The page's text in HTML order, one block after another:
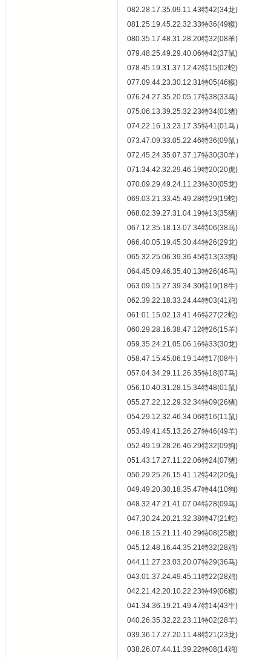
082.28.17.35.09.11.43特42(34龙)
081.25.19.45.22.32.33特36(49猴)
080.35.17.48.31.28.20特32(08羊)
079.48.25.49.29.40.06特42(37鼠)
078.45.19.31.37.12.42特15(02蛇)
077.09.44.23.30.12.31特05(46猴)
076.24.27.35.20.05.17特38(33马)
075.06.13.39.25.32.23特34(01猪)
074.22.16.13.23.17.35特41(01马）
073.47.09.33.05.22.46特36(09鼠）
072.45.24.35.07.37.17特30(30羊）
071.34.42.32.29.46.19特20(20虎)
070.09.29.49.24.11.23特30(05龙)
069.03.21.33.45.49.28特29(19蛇)
068.02.39.27.31.04.19特13(35猪)
067.12.35.18.13.07.34特06(38马)
066.40.05.19.45.30.44特26(29龙)
065.32.25.06.39.36.45特13(33狗)
064.45.09.46.35.40.13特26(46马)
063.09.15.27.39.34.30特19(18牛)
062.39.22.18.33.24.44特03(41鸡)
061.01.15.02.13.41.46特27(22蛇)
060.29.28.16.38.47.12特26(15羊)
059.35.24.21.05.06.16特33(30龙)
058.47.15.45.06.19.14特17(08牛)
057.04.34.29.11.26.35特18(07马)
056.10.40.31.28.15.34特48(01鼠)
055.27.22.12.29.32.34特09(26猪)
054.29.12.32.46.34.06特16(11鼠)
053.49.41.45.13.26.27特46(49羊)
052.49.19.28.26.46.29特32(09狗)
051.43.17.27.11.22.06特24(07猪)
050.29.25.26.15.41.12特42(20兔)
049.49.20.30.18.35.47特44(10狗)
048.32.47.21.41.07.04特28(09马)
047.30.24.20.21.32.38特47(21蛇)
046.18.15.21.11.40.29特08(25猴)
045.12.48.16.44.35.21特32(28鸡)
044.11.27.23.03.20.07特29(36马)
043.01.37.24.49.45.11特22(28鸡)
042.21.42.20.10.22.23特49(06猴)
041.34.36.19.21.49.47特14(43牛)
040.26.35.32.22.23.11特02(28羊)
039.36.17.27.20.11.48特21(23龙)
038.26.07.44.11.39.22特08(14鸡)